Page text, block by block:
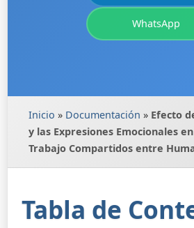
WhatsApp
Inicio » Documentación » Efecto
y las Expresiones Emocionales
Trabajo Compartidos entre
Tabla de